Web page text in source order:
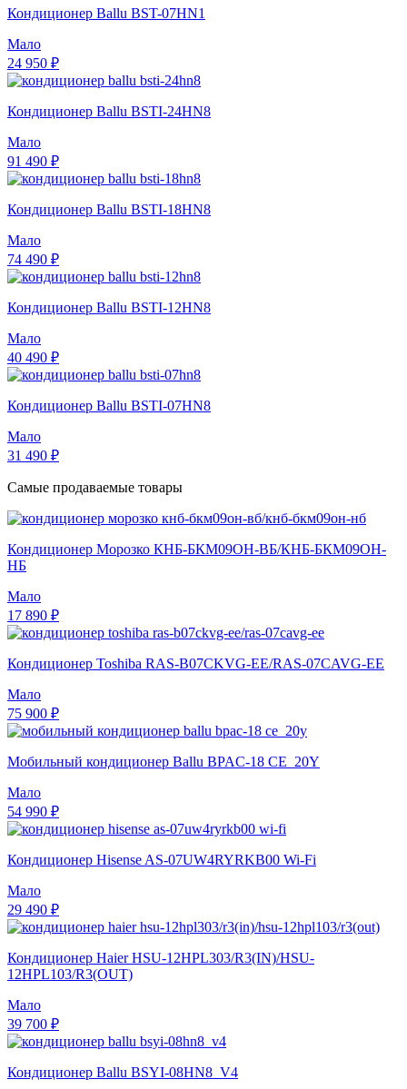
Кондиционер Ballu BST-07HN1
Мало
24 950 ₽
Кондиционер Ballu BSTI-24HN8
Мало
91 490 ₽
Кондиционер Ballu BSTI-18HN8
Мало
74 490 ₽
Кондиционер Ballu BSTI-12HN8
Мало
40 490 ₽
Кондиционер Ballu BSTI-07HN8
Мало
31 490 ₽
Самые продаваемые товары
Кондиционер Морозко КНБ-БКМ09ОН-ВБ/КНБ-БКМ09ОН-
НБ
Мало
17 890 ₽
Кондиционер Toshiba RAS-B07CKVG-EE/RAS-07CAVG-EE
Мало
75 900 ₽
Мобильный кондиционер Ballu BPAC-18 CE_20Y
Мало
54 990 ₽
Кондиционер Hisense AS-07UW4RYRKB00 Wi-Fi
Мало
29 490 ₽
Кондиционер Haier HSU-12HPL303/R3(IN)/HSU-
12HPL103/R3(OUT)
Мало
39 700 ₽
Кондиционер Ballu BSYI-08HN8_V4